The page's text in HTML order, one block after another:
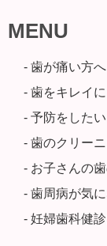
MENU
- 歯が痛い方へ
- 歯をキレイ
- 予防をしたい
- 歯のクリー
- お子さんの
- 歯周病が気
- 妊婦歯科健